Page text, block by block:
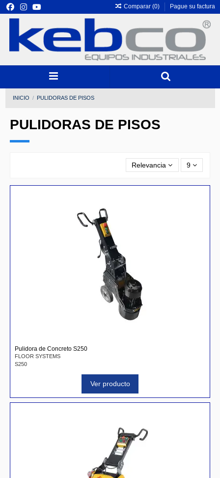
Comparar (0) Pague su factura
INICIO PULIDORAS DE PISOS
PULIDORAS DE PISOS
Relevancia 9
Pulidora de Concreto S250
FLOOR SYSTEMS
S250
Ver producto